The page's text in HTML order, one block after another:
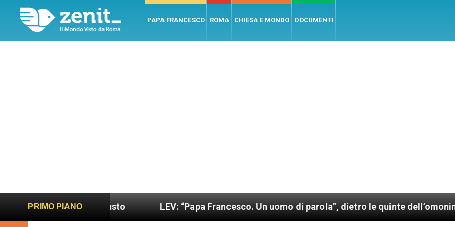
PAPA FRANCESCO ROMA CHIESA E MONDO DOCUMENTI
PRIMO PIANO
più sano e giusto LEV: “Papa Francesco. Un uomo di parola”, dietro le quinte dell’omonimo film